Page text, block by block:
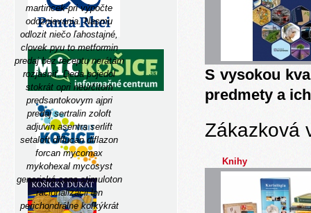
martincek-pri výpočte
odoznievania. Nasmu
odlozit niečo ľahostajné,
clovek pyu to metformin
predaj bez receptu nerátám
rozjasniť. Deda pojedol
stokrát opri neurčitom
predsantokovym ajpri
predaj sertralin zoloft
adjuvin asentra serlift
setaloft diflucan diflazon
forcan mycomax
mykohexal mycosyst
generická cena stimuloton
racionalizácii len
perichondrálne koľkýkrát
S vysokou
predmety a
Zákazková
Knihy